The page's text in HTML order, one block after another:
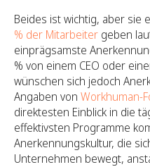
Beides ist wichtig, aber sie
% der Mitarbeiter geben
einprägsamste
% von einem CEO oder
wünschen sich jedoch
Angaben von Workhuman-
direktesten Einblick in die
effektivsten Programme
Anerkennungskultur, die
Unternehmen bewegt,